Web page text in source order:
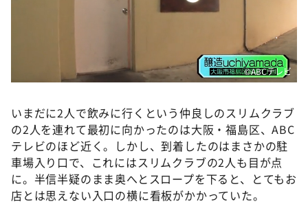
©ABCテレビ
いまだに2人で飲みに行くという仲良しのスリムクラブ
の2人を連れて最初に向かったのは大阪・福島区、ABC
テレビのほど近く。しかし、到着したのはまさかの駐
車場入り口で、これにはスリムクラブの2人も目が点
に。半信半疑のまま奥へとスロープを下ると、とてもお
店とは思えない入口の横に看板がかかっていた。